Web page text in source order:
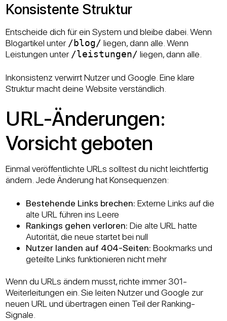
Konsistente Struktur
Entscheide dich für ein System und bleibe dabei. Wenn
Blogartikel unter /blog/ liegen, dann alle. Wenn
Leistungen unter /leistungen/ liegen, dann alle.
Inkonsistenz verwirrt Nutzer und Google. Eine klare
Struktur macht deine Website verständlich.
URL-Änderungen:
Vorsicht geboten
Einmal veröffentlichte URLs solltest du nicht leichtfertig
ändern. Jede Änderung hat Konsequenzen:
Bestehende Links brechen: Externe Links auf die
alte URL führen ins Leere
Rankings gehen verloren: Die alte URL hatte
Autorität, die neue startet bei null
Nutzer landen auf 404-Seiten: Bookmarks und
geteilte Links funktionieren nicht mehr
Wenn du URLs ändern musst, richte immer 301-
Weiterleitungen ein. Sie leiten Nutzer und Google zur
neuen URL und übertragen einen Teil der Ranking-
Signale.